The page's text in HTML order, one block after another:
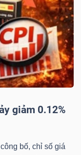
giảm 0.12%
bố, chỉ số giá